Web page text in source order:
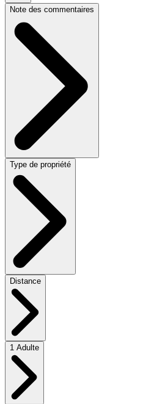
Note des commentaires
Type de propriété
Distance
1 Adulte